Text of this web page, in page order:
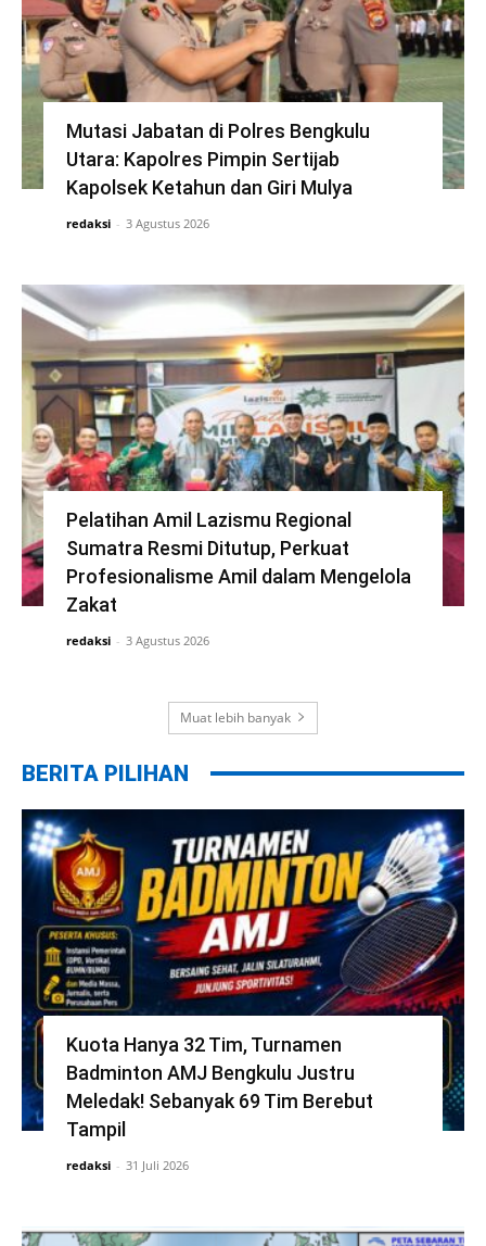
Mutasi Jabatan di Polres Bengkulu
Utara: Kapolres Pimpin Sertijab
Kapolsek Ketahun dan Giri Mulya
redaksi - 3 Agustus 2026
Pelatihan Amil Lazismu Regional
Sumatra Resmi Ditutup, Perkuat
Profesionalisme Amil dalam Mengelola
Zakat
redaksi - 3 Agustus 2026
Muat lebih banyak
BERITA PILIHAN
Kuota Hanya 32 Tim, Turnamen
Badminton AMJ Bengkulu Justru
Meledak! Sebanyak 69 Tim Berebut
Tampil
redaksi - 31 Juli 2026